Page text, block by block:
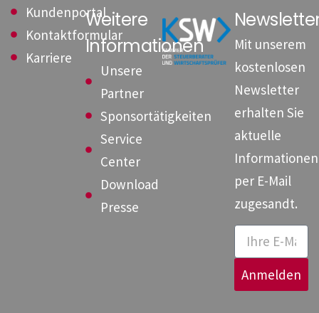
Kundenportal
Kontaktformular
Karriere
Weitere
Informationen
Unsere
Partner
Sponsortätigkeiten
Service
Center
Download
Presse
Mit unserem
kostenlosen
Newsletter
erhalten Sie
aktuelle
Informationen
per E-Mail
zugesandt.
Anmelden